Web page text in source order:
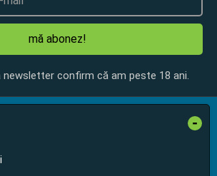
mă abonez!
newsletter confirm că am peste 18 ani.
-